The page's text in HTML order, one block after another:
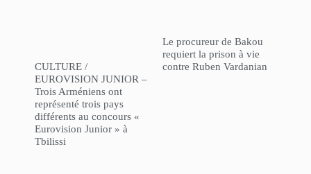
CULTURE /
EUROVISION JUNIOR –
Trois Arméniens ont
représenté trois pays
différents au concours «
Eurovision Junior » à
Tbilissi
Le procureur de Bakou
requiert la prison à vie
contre Ruben Vardanian